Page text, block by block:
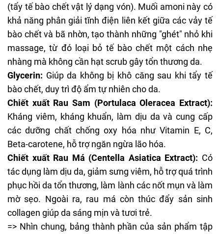
(tẩy tế bào chết vật lýdạng vón). Muối amoni này có
khả năng phân giải tĩnh điện liên kết giữa các vảy tế
bào chết và bã nhờn, tạo thành những "ghét" nhỏ khi
massage, từ đó loại bỏ tế bào chết một cách nhẹ
nhàng mà không cần hạt scrub gây tổn thương da.
Glycerin: Giúp da không bị khô căng sau khi tẩy tế
bào chết, duy trì độ ẩm tự nhiên cho da.
Chiết xuất Rau Sam (Portulaca Oleracea Extract):
Kháng viêm, kháng khuẩn, làm dịu da và cung cấp
các dưỡng chất chống oxy hóa như Vitamin E, C,
Beta-carotene, hỗ trợ ngăn ngừa lão hóa.
Chiết xuất Rau Má (Centella Asiatica Extract): Có
tác dụng làm dịu da, giảm sưng viêm, hỗ trợ quá trình
phục hồi da tổn thương, làm lành các nốt mụn và làm
mờ sẹo. Ngoài ra, rau má còn thúc đẩy sản sinh
collagen giúp da sáng mịn và tươi trẻ.
=> Nhìn chung, bảng thành phần của sản phẩm tập